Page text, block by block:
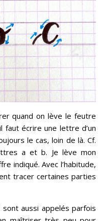
quand on lève le feutre
faut écrire une lettre d’un
le cas, loin de là. Cf.
a et b. Je lève mon
indiqué. Avec l’habitude,
tracer certaines parties
aussi appelés parfois